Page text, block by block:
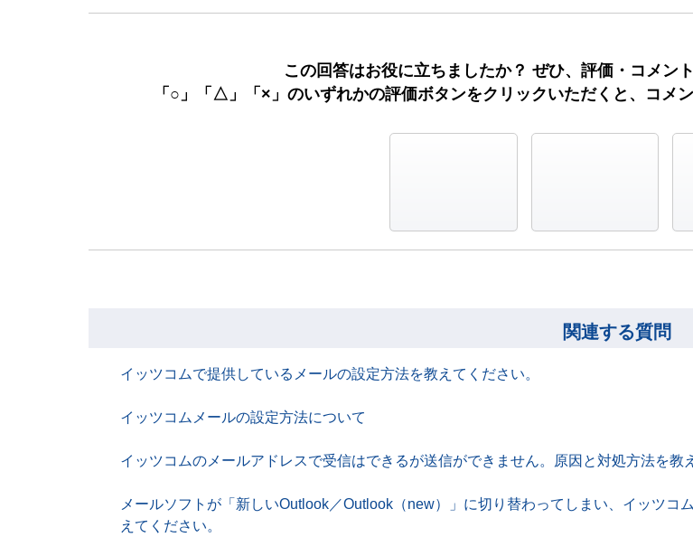
この回答はお役に立ちましたか？ ぜひ、評価・コメン
「○」「△」「×」のいずれかの評価ボタンをクリックいただくと、コメ
関連する質問
イッツコムで提供しているメールの設定方法を教えてください。
イッツコムメールの設定方法について
イッツコムのメールアドレスで受信はできるが送信ができません。原因と対処方法を教
メールソフトが「新しいOutlook／Outlook（new）」に切り替わってしまい、イッツ
えてください。